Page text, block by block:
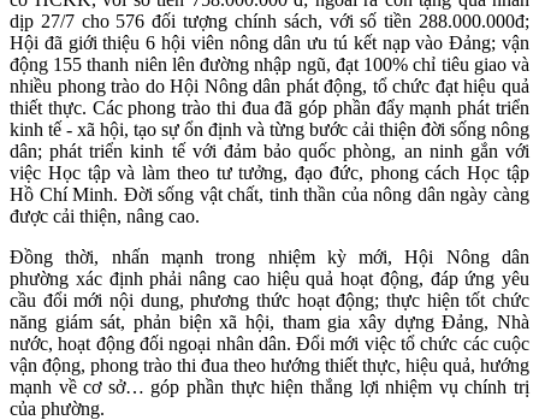
dịp 27/7 cho 576 đối tượng chính sách, với số tiền 288.000.000đ;
Hội đã giới thiệu 6 hội viên nông dân ưu tú kết nạp vào Đảng; vận
động 155 thanh niên lên đường nhập ngũ, đạt 100% chỉ tiêu giao và
nhiều phong trào do Hội Nông dân phát động, tổ chức đạt hiệu quả
thiết thực. Các phong trào thi đua đã góp phần đẩy mạnh phát triển
kinh tế - xã hội, tạo sự ổn định và từng bước cải thiện đời sống nông
dân; phát triển kinh tế với đảm bảo quốc phòng, an ninh gắn với
việc Học tập và làm theo tư tưởng, đạo đức, phong cách Học tập
Hồ Chí Minh. Đời sống vật chất, tinh thần của nông dân ngày càng
được cải thiện, nâng cao.
Đồng thời, nhấn mạnh trong nhiệm kỳ mới, Hội Nông dân
phường xác định phải nâng cao hiệu quả hoạt động, đáp ứng yêu
cầu đổi mới nội dung, phương thức hoạt động; thực hiện tốt chức
năng giám sát, phản biện xã hội, tham gia xây dựng Đảng, Nhà
nước, hoạt động đối ngoại nhân dân. Đổi mới việc tổ chức các cuộc
vận động, phong trào thi đua theo hướng thiết thực, hiệu quả, hướng
mạnh về cơ sở… góp phần thực hiện thắng lợi nhiệm vụ chính trị
của phường.